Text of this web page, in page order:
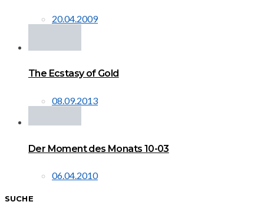
20.04.2009
The Ecstasy of Gold
08.09.2013
Der Moment des Monats 10-03
06.04.2010
SUCHE